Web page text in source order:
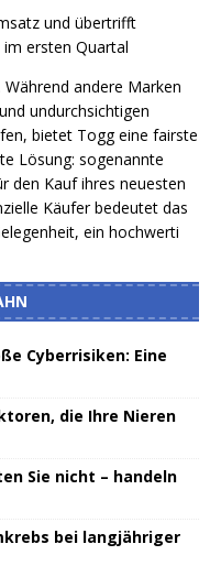
und übertrifft
ersten Quartal
andere Marken
undurchsichtigen
bietet Togg eine fairste
Lösung: sogenannte
den Kauf ihres neuesten
Käufer bedeutet das
ein hochwerti
Cyberrisiken: Eine
die Ihre Nieren
Sie nicht – handeln
bei langjähriger